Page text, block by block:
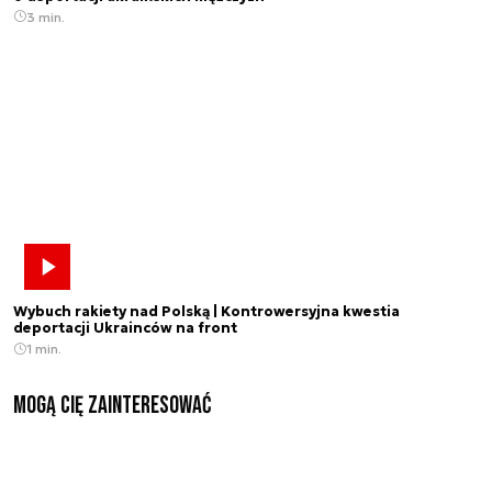
3 min.
Wybuch rakiety nad Polską | Kontrowersyjna kwestia
deportacji Ukrainców na front
1 min.
Mogą Cię zainteresować